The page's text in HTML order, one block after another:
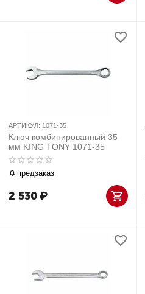
АРТИКУЛ: 1071-35
Ключ комбинированный 35
мм KING TONY 1071-35
предзаказ
2 530₽